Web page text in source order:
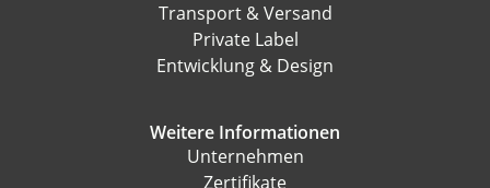
Transport & Versand
Private Label
Entwicklung & Design
Weitere Informationen
Unternehmen
Zertifikate